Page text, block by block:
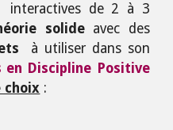
interactives de 2 à 3
solideavec des
à utiliser dans son
en Discipline Positive
choix :